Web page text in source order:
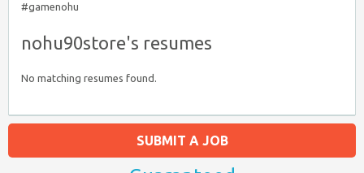
#gamenohu
nohu90store's resumes
No matching resumes found.
SUBMIT A JOB